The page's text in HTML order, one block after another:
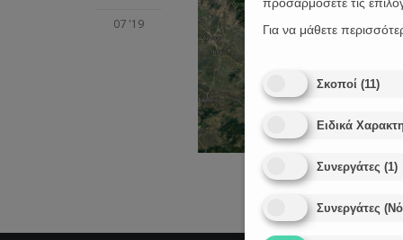
07 '19
προσαρμόσετε τις
Για να μάθετε
Σκοποί (11)
Ειδικά
Συνεργάτες (1)
Συνεργάτες